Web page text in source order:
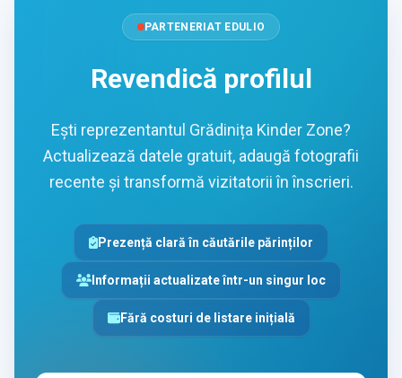
PARTENERIAT EDULIO
Revendică profilul
Ești reprezentantul Grădinița Kinder Zone?
Actualizează datele gratuit, adaugă fotografii
recente și transformă vizitatorii în înscrieri.
Prezență clară în căutările părinților
Informații actualizate într-un singur loc
Fără costuri de listare inițială